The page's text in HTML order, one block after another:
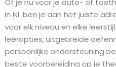
Of je nu voor je auto- of
in NL ben je aan het juiste
voor elk niveau en elke
leeropties, uitgebreide
persoonlijke ondersteuning
beste voorbereiding op je